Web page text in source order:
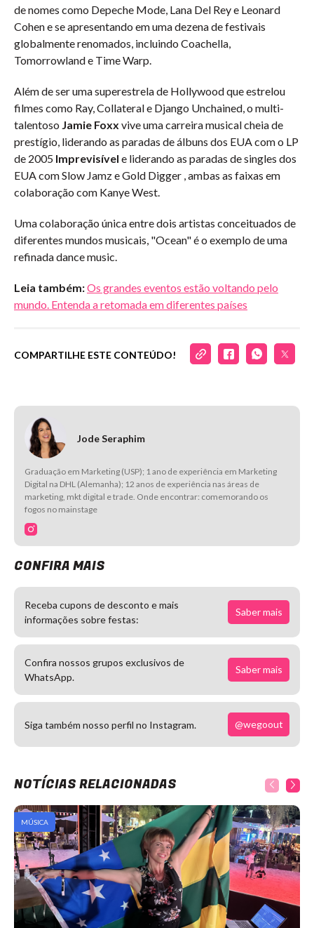
de nomes como Depeche Mode, Lana Del Rey e Leonard
Cohen e se apresentando em uma dezena de festivais
globalmente renomados, incluindo Coachella,
Tomorrowland e Time Warp.
Além de ser uma superestrela de Hollywood que estrelou
filmes como Ray, Collateral e Django Unchained, o multi-
talentoso Jamie Foxx vive uma carreira musical cheia de
prestígio, liderando as paradas de álbuns dos EUA com o LP
de 2005 Imprevisível e liderando as paradas de singles dos
EUA com Slow Jamz e Gold Digger , ambas as faixas em
colaboração com Kanye West.
Uma colaboração única entre dois artistas conceituados de
diferentes mundos musicais, "Ocean" é o exemplo de uma
refinada dance music.
Leia também:Os grandes eventos estão voltando pelo
mundo. Entenda a retomada em diferentes países
COMPARTILHE ESTE CONTEÚDO!
Jode Seraphim
Graduação em Marketing (USP); 1 ano de experiência em Marketing
Digital na DHL (Alemanha); 12 anos de experiência nas áreas de
marketing, mkt digital e trade. Onde encontrar: comemorando os
fogos no mainstage
CONFIRA MAIS
Receba cupons de desconto e mais
informações sobre festas:
Saber mais
Confira nossos grupos exclusivos de
WhatsApp.
Saber mais
Siga também nosso perfil no Instagram. @wegoout
NOTÍCIAS RELACIONADAS
MÚSICA